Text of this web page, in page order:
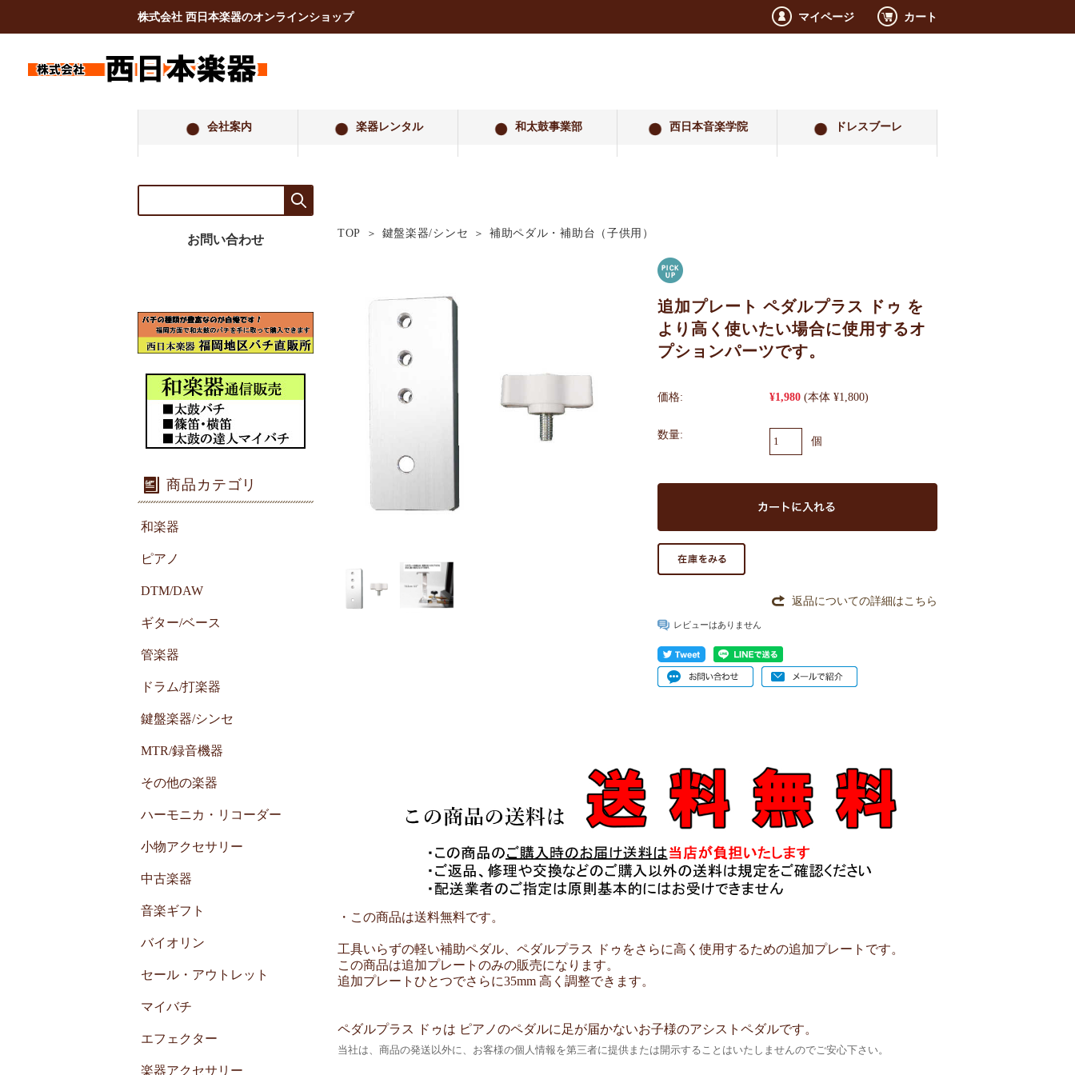
株式会社 西日本楽器のオンラインショップ マイページ カート
会社案内 楽器レンタル 和太鼓事業部 西日本音楽学院 ドレスブーレ
TOP 鍵盤楽器/シンセ 補助ペダル・補助台（子供用）
追加プレート ペダルプラス ドゥ を
より高く使いたい場合に使用するオ
プションパーツです。
価格: ¥1,980 (本体 ¥1,800)
数量:
個
返品についての詳細はこちら
レビューはありません
・この商品は送料無料です。
工具いらずの軽い補助ペダル、ペダルプラス ドゥをさらに高く使用するための追加プレートです。
この商品は追加プレートのみの販売になります。
追加プレートひとつでさらに35mm 高く調整できます。
ペダルプラス ドゥは ピアノのペダルに足が届かないお子様のアシストペダルです。
当社は、商品の発送以外に、お客様の個人情報を第三者に提供または開示することはいたしませんのでご安心下さい。
お問い合わせ
商品カテゴリ
和楽器
ピアノ
DTM/DAW
ギター/ベース
管楽器
ドラム/打楽器
鍵盤楽器/シンセ
MTR/録音機器
その他の楽器
ハーモニカ・リコーダー
小物アクセサリー
中古楽器
音楽ギフト
バイオリン
セール・アウトレット
マイバチ
エフェクター
楽器アクセサリー